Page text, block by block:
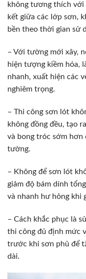
không tương thích với
kết giữa các lớp sơn,
bền theo thời gian sử
– Với tường mới xây,
hiện tượng kiềm hóa,
nhanh, xuất hiện các
nghiêm trọng.
– Thi công sơn lót
không đồng đều, tạo
và bong tróc sớm hơn
tường.
– Không để sơn lót
giảm độ bám dính
và nhanh hư hỏng khi
– Cách khắc phục là
thi công đủ định mức
trước khi sơn phủ để
dài.